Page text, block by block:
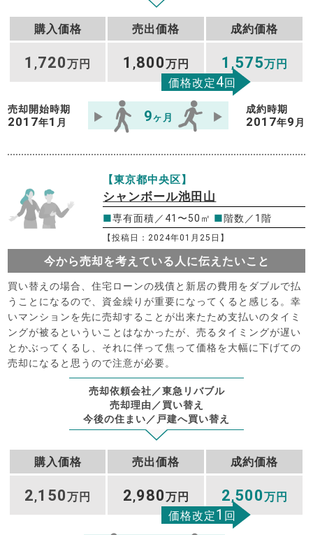
購入価格 売出価格 成約価格
1 ,720万円 1 ,800万円 1 ,575万円
価格改定4回
売却開始時期
2017年1 月 9ヶ月
成約時期
2017年9 月
【東京都中央区】
シャンボール池田山
■専有面積／41〜50㎡ ■階数／1階
【投稿日：2024年01月25日】
今から売却を考えている人に伝えたいこと
買い替えの場合、住宅ローンの残債と新居の費用をダブルで払
うことになるので、資金繰りが重要になってくると感じる。幸
いマンションを先に売却することが出来たため支払いのタイミ
ングが被るといういことはなかったが、売るタイミングが遅い
とかぶってくるし、それに伴って焦って価格を大幅に下げての
売却になると思うので注意が必要。
売却依頼会社／東急リバブル
売却理由／買い替え
今後の住まい／戸建へ買い替え
購入価格 売出価格 成約価格
2,150万円 2,980万円 2,500万円
価格改定1 回